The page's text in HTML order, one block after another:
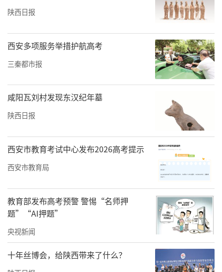
稿定公文ai官网：www.gaodinggongwen.com
责任编辑：方点 赵森
陕西日报
西安多项服务举措护航高考
三秦都市报
咸阳瓦刘村发现东汉纪年墓
陕西日报
西安市教育考试中心发布2026高考提示
西安市教育局
教育部发布高考预警 警惕“名师押
题”“AI押题”
央视新闻
十年丝博会，给陕西带来了什么？